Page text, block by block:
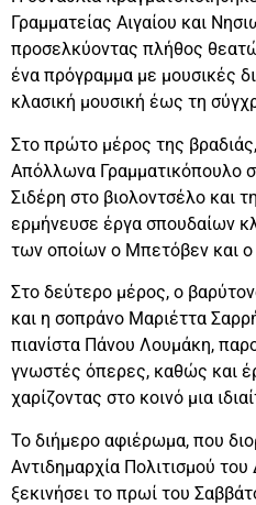
Γραμματείας Αιγαίου και
προσελκύοντας πλήθος
ένα πρόγραμμα με μουσικές
κλασική μουσική έως τη
Στο πρώτο μέρος της
Απόλλωνα Γραμματικόπουλο
Σιδέρη στο βιολοντσέλο και
ερμήνευσε έργα σπουδαίων
των οποίων ο Μπετόβεν και
Στο δεύτερο μέρος, ο
και η σοπράνο Μαριέττα
πιανίστα Πάνου Λουμάκη,
γνωστές όπερες, καθώς και
χαρίζοντας στο κοινό μια
Το διήμερο αφιέρωμα, που
Αντιδημαρχία Πολιτισμού
ξεκινήσει το πρωί του